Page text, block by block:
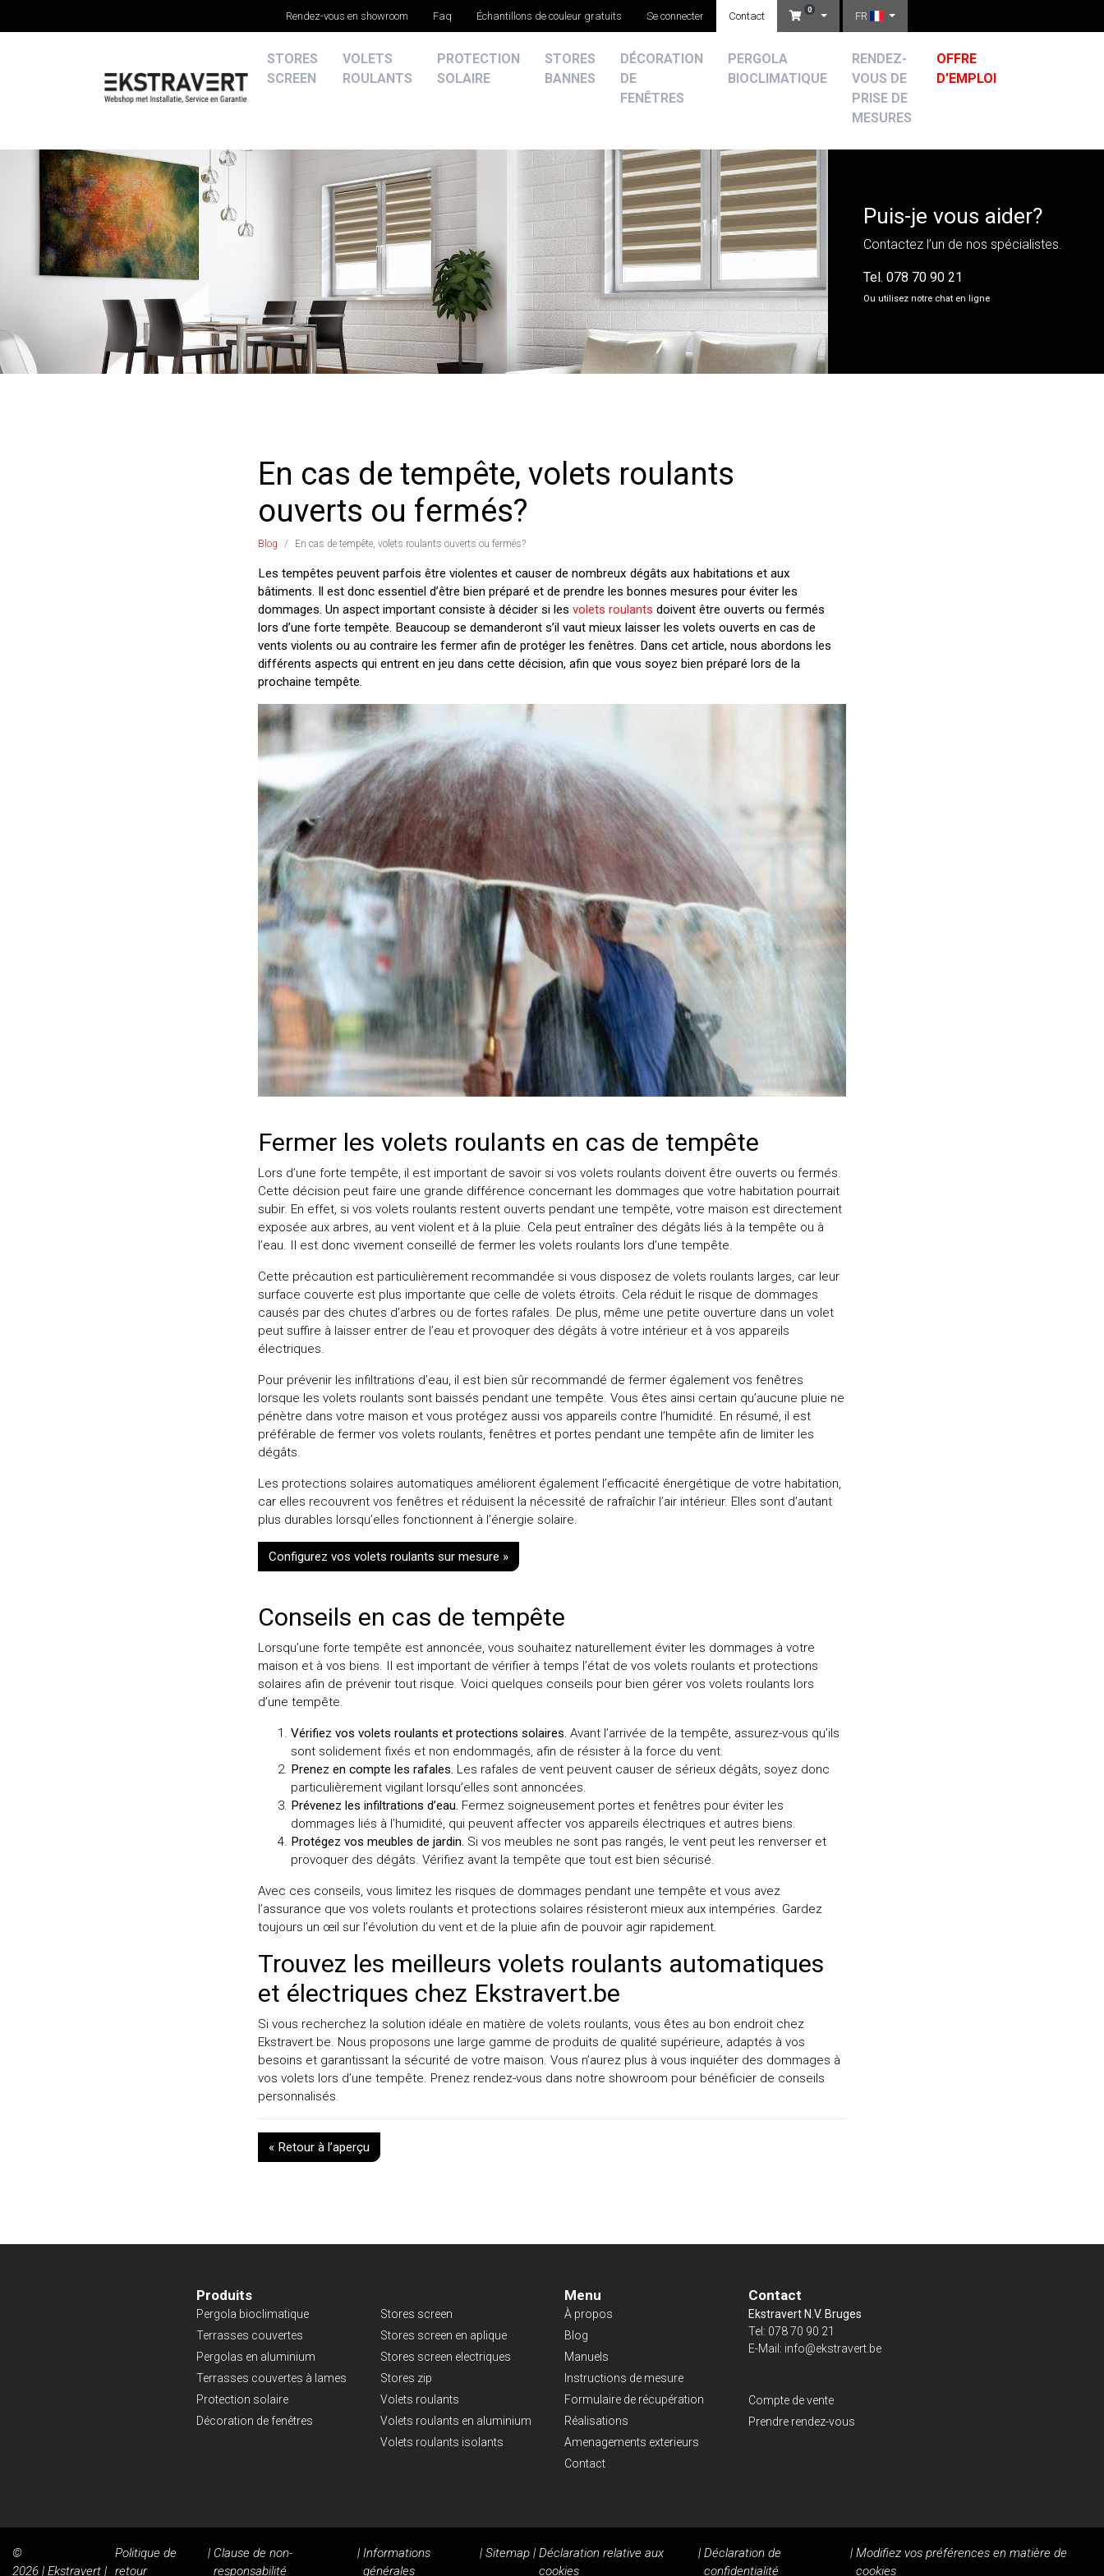
Rendez-vous en showroom Faq Échantillons de couleur gratuits Se connecter Contact
0
FR
STORES
SCREEN
VOLETS
ROULANTS
PROTECTION
SOLAIRE
STORES
BANNES
DÉCORATION
DE
FENÊTRES
PERGOLA
BIOCLIMATIQUE
RENDEZ-
VOUS DE
PRISE DE
MESURES
OFFRE
D’EMPLOI
Puis-je vous aider?
Contactez l’un de nos spécialistes.
Tel. 078 70 90 21
Ou utilisez notre chat en ligne
En cas de tempête, volets roulants
ouverts ou fermés?
Blog En cas de tempête, volets roulants ouverts ou fermés?
Les tempêtes peuvent parfois être violentes et causer de nombreux dégâts aux habitations et aux
bâtiments. Il est donc essentiel d’être bien préparé et de prendre les bonnes mesures pour éviter les
dommages. Un aspect important consiste à décider si les volets roulants doivent être ouverts ou fermés
lors d’une forte tempête. Beaucoup se demanderont s’il vaut mieux laisser les volets ouverts en cas de
vents violents ou au contraire les fermer afin de protéger les fenêtres. Dans cet article, nous abordons les
différents aspects qui entrent en jeu dans cette décision, afin que vous soyez bien préparé lors de la
prochaine tempête.
Fermer les volets roulants en cas de tempête
Lors d’une forte tempête, il est important de savoir si vos volets roulants doivent être ouverts ou fermés.
Cette décision peut faire une grande différence concernant les dommages que votre habitation pourrait
subir. En effet, si vos volets roulants restent ouverts pendant une tempête, votre maison est directement
exposée aux arbres, au vent violent et à la pluie. Cela peut entraîner des dégâts liés à la tempête ou à
l’eau. Il est donc vivement conseillé de fermer les volets roulants lors d’une tempête.
Cette précaution est particulièrement recommandée si vous disposez de volets roulants larges, car leur
surface couverte est plus importante que celle de volets étroits. Cela réduit le risque de dommages
causés par des chutes d’arbres ou de fortes rafales. De plus, même une petite ouverture dans un volet
peut suffire à laisser entrer de l’eau et provoquer des dégâts à votre intérieur et à vos appareils
électriques.
Pour prévenir les infiltrations d’eau, il est bien sûr recommandé de fermer également vos fenêtres
lorsque les volets roulants sont baissés pendant une tempête. Vous êtes ainsi certain qu’aucune pluie ne
pénètre dans votre maison et vous protégez aussi vos appareils contre l’humidité. En résumé, il est
préférable de fermer vos volets roulants, fenêtres et portes pendant une tempête afin de limiter les
dégâts.
Les protections solaires automatiques améliorent également l’efficacité énergétique de votre habitation,
car elles recouvrent vos fenêtres et réduisent la nécessité de rafraîchir l’air intérieur. Elles sont d’autant
plus durables lorsqu’elles fonctionnent à l’énergie solaire.
Configurez vos volets roulants sur mesure »
Conseils en cas de tempête
Lorsqu’une forte tempête est annoncée, vous souhaitez naturellement éviter les dommages à votre
maison et à vos biens. Il est important de vérifier à temps l’état de vos volets roulants et protections
solaires afin de prévenir tout risque. Voici quelques conseils pour bien gérer vos volets roulants lors
d’une tempête.
Vérifiez vos volets roulants et protections solaires. Avant l’arrivée de la tempête, assurez-vous qu’ils
sont solidement fixés et non endommagés, afin de résister à la force du vent.
Prenez en compte les rafales. Les rafales de vent peuvent causer de sérieux dégâts, soyez donc
particulièrement vigilant lorsqu’elles sont annoncées.
Prévenez les infiltrations d’eau. Fermez soigneusement portes et fenêtres pour éviter les
dommages liés à l’humidité, qui peuvent affecter vos appareils électriques et autres biens.
Protégez vos meubles de jardin. Si vos meubles ne sont pas rangés, le vent peut les renverser et
provoquer des dégâts. Vérifiez avant la tempête que tout est bien sécurisé.
Avec ces conseils, vous limitez les risques de dommages pendant une tempête et vous avez
l’assurance que vos volets roulants et protections solaires résisteront mieux aux intempéries. Gardez
toujours un œil sur l’évolution du vent et de la pluie afin de pouvoir agir rapidement.
Trouvez les meilleurs volets roulants automatiques
et électriques chez Ekstravert.be
Si vous recherchez la solution idéale en matière de volets roulants, vous êtes au bon endroit chez
Ekstravert.be. Nous proposons une large gamme de produits de qualité supérieure, adaptés à vos
besoins et garantissant la sécurité de votre maison. Vous n’aurez plus à vous inquiéter des dommages à
vos volets lors d’une tempête. Prenez rendez-vous dans notre showroom pour bénéficier de conseils
personnalisés.
« Retour à l’aperçu
Produits
Pergola bioclimatique
Terrasses couvertes
Pergolas en aluminium
Terrasses couvertes à lames
Protection solaire
Décoration de fenêtres
Stores screen
Stores screen en aplique
Stores screen electriques
Stores zip
Volets roulants
Volets roulants en aluminium
Volets roulants isolants
Menu
À propos
Blog
Manuels
Instructions de mesure
Formulaire de récupération
Réalisations
Amenagements exterieurs
Contact
Contact
Ekstravert N.V. Bruges
Tel: 078 70 90 21
E-Mail: info@ekstravert.be
Compte de vente
Prendre rendez-vous
©
2026 | Ekstravert |
Politique de
retour
| Clause de non-
responsabilité
|Informations
générales
| Sitemap| Déclaration relative aux
cookies
| Déclaration de
confidentialité
|Modifiez vos préférences en matière de
cookies